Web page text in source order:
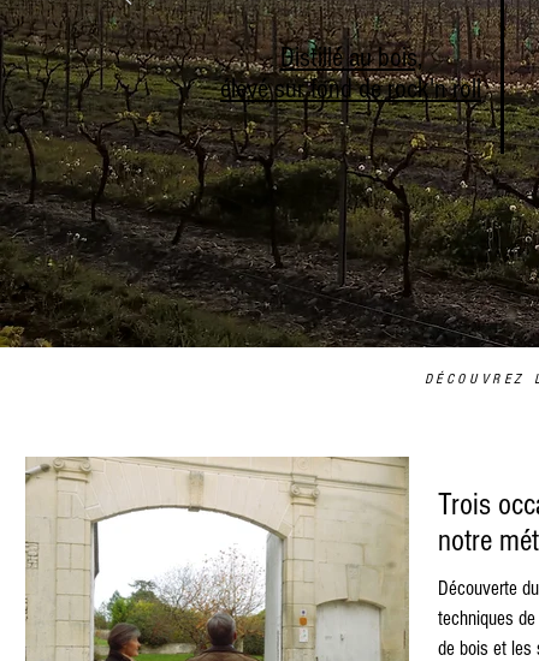
Distillé au bois,
élevé sur fond de rock'n roll
DÉCOUVREZ
Trois
notre
Découverte
techniques
de bois et les